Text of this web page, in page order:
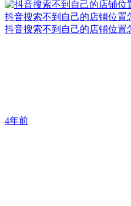
抖音搜索不到自己的店铺位置
抖音搜索不到自己的店铺位置
4年前